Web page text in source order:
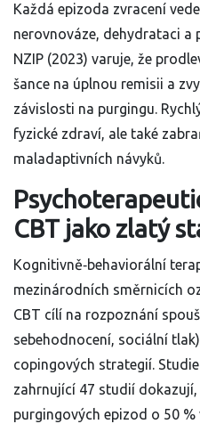
Každá epizoda zvracení
nerovnováze, dehydrataci a
NZIP (2023) varuje, že
šance na úplnou remisii a
závislosti na purgingu.
fyzické zdraví, ale také
maladaptivních návyků.
CBT jako zlatý
Kognitivně‑behaviorální
mezinárodních směrnicích
CBT cílí na rozpoznání
sebehodnocení, sociální
copingových strategií.
zahrnující 47 studií dokazují,
purgingových epizod o 50